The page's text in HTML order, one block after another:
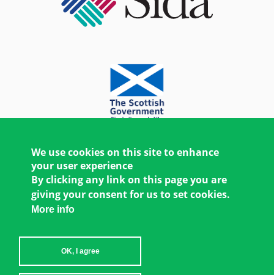
We use cookies on this site to enhance
your user experience
By clicking any link on this page you are
giving your consent for us to set cookies.
More info
OK, I agree